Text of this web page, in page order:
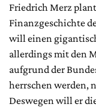
Friedrich Merz
Finanzgeschichte
will einen
allerdings mit den
aufgrund der
herrschen werden,
Deswegen will er